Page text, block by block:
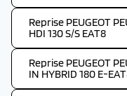
Reprise PEUGEOT
HDI 130 S/S EAT8
Reprise PEUGEOT
IN HYBRID 180 E-